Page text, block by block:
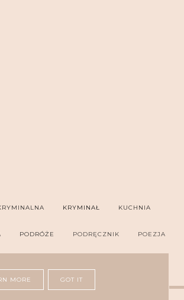
KRYMINAŁ KUCHNIA
PODRÓŻE PODRĘCZNIK POEZJA
MORE GOT IT